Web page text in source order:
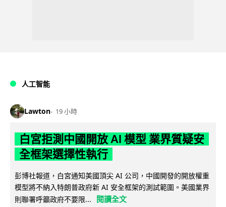
人工智能
Lawton 19 小時
白宮拒測中國開放 AI 模型 業界質疑安
全框架選擇性執行
彭博社報道，白宮通知美國頂尖 AI 公司，中國開發的開放權重
模型將不納入特朗普政府新 AI 安全框架的測試範圍。美國業界
則聯署呼籲政府不要限...
閱讀全文